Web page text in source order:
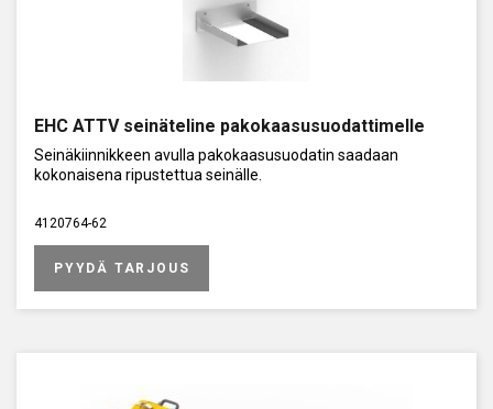
EHC ATTV seinäteline pakokaasusuodattimelle
Seinäkiinnikkeen avulla pakokaasusuodatin saadaan
kokonaisena ripustettua seinälle.
4120764-62
PYYDÄ TARJOUS